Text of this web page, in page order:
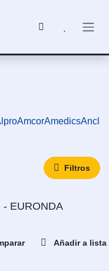
AmcorAmedics
Filtros
- EURONDA
Añadir a lista